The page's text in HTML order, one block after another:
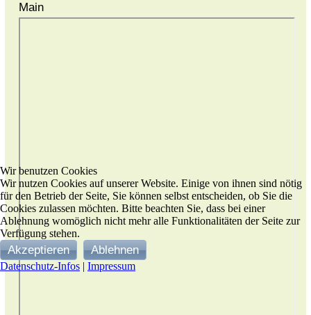
Main
Wir benutzen Cookies
Wir nutzen Cookies auf unserer Website. Einige von ihnen sind nötig
für den Betrieb der Seite, Sie können selbst entscheiden, ob Sie die
Cookies zulassen möchten. Bitte beachten Sie, dass bei einer
Ablehnung womöglich nicht mehr alle Funktionalitäten der Seite zur
Verfügung stehen.
Akzeptieren Ablehnen
Datenschutz-Infos | Impressum